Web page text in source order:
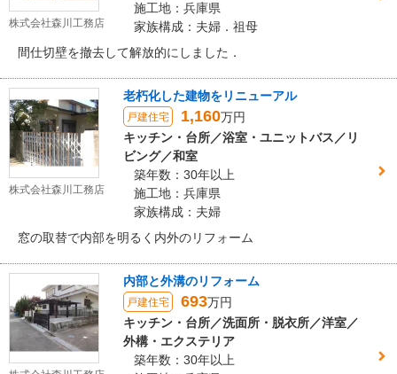
株式会社森川工務店
施工地：兵庫県
家族構成：夫婦．祖母
間仕切壁を撤去して解放的にしました．
株式会社森川工務店
老朽化した建物をリニューアル
戸建住宅 1,160万円
キッチン・台所／浴室・ユニットバス／リ
ビング／和室
築年数：30年以上
施工地：兵庫県
家族構成：夫婦
窓の取替で内部を明るく内外のリフォーム
内部と外溝のリフォーム
戸建住宅 693万円
キッチン・台所／洗面所・脱衣所／洋室／
外構・エクステリア
築年数：30年以上